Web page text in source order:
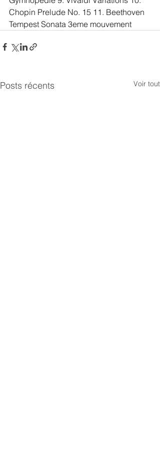
Chopin Prelude No. 15 11. Beethoven
Tempest Sonata 3eme mouvement
Posts récents Voir tout